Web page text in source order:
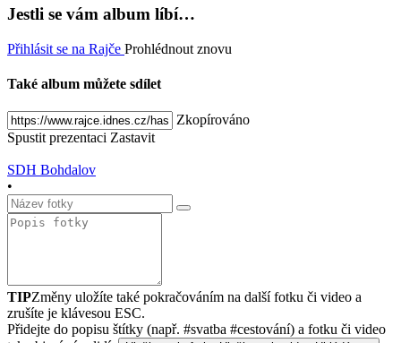
Jestli se vám album líbí…
Přihlásit se na Rajče Prohlédnout znovu
Také album můžete sdílet
Zkopírováno
Spustit prezentaci Zastavit
SDH Bohdalov
•
TIPZměny uložíte také pokračováním na další fotku či video a
zrušíte je klávesou ESC.
Přidejte do popisu štítky (např. #svatba #cestování) a fotku či video